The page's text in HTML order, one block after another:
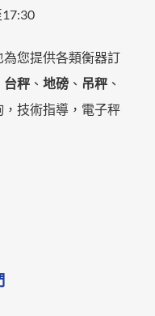
您提供各類衡器訂
台秤 、地磅 、 吊秤 、
技術指導，電子秤